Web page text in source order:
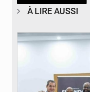
À LIRE AUSSI